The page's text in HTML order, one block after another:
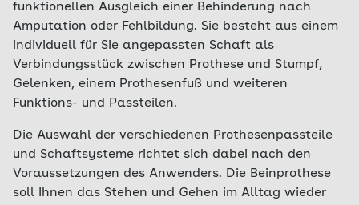
funktionellen Ausgleich einer Behinderung nach
Amputation oder Fehlbildung. Sie besteht aus einem
individuell für Sie angepassten Schaft als
Verbindungsstück zwischen Prothese und Stumpf,
Gelenken, einem Prothesenfuß und weiteren
Funktions- und Passteilen.
Die Auswahl der verschiedenen Prothesenpassteile
und Schaftsysteme richtet sich dabei nach den
Voraussetzungen des Anwenders. Die Beinprothese
soll Ihnen das Stehen und Gehen im Alltag wieder